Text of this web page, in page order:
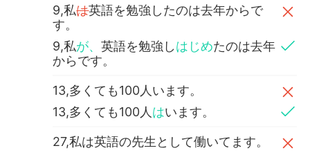
9,私は英語を勉強したのは去年からで
す。
9,私が、英語を勉強しはじめたのは去年
からです。
13,多くても100人います。
13,多くても100人 はいます。
27,私は英語の先生として働いてます。